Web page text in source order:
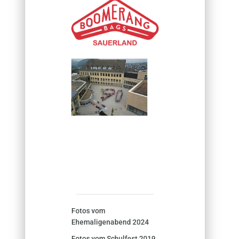
Fotos vom
Ehemaligenabend 2024